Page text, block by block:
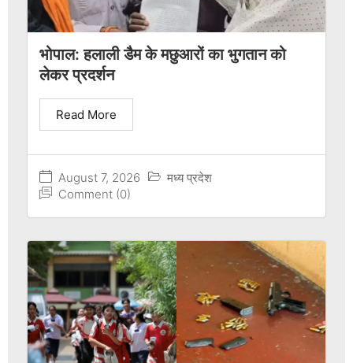
भोपाल: हलाली डैम के मछुआरों का भुगतान को
लेकर प्रदर्शन
August 7, 2026
मध्य प्रदेश
Comment (0)
Read More